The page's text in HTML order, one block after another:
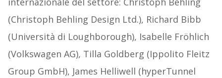
(Christoph Behling Design Ltd.), Richard Bibb
(Università di Loughborough), Isabelle Fröhlich
(Volkswagen AG), Tilla Goldberg (Ippolito Fleitz
Group GmbH), James Helliwell (hyperTunnel